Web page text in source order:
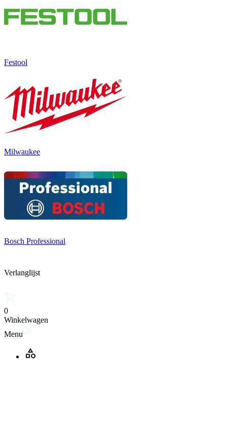
Festool
Milwaukee
Bosch Professional
Verlanglijst
0
Winkelwagen
Menu